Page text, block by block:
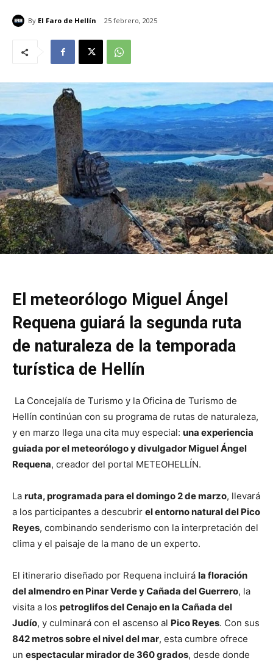
By El Faro de Hellín 25 febrero, 2025
El meteorólogo Miguel Ángel
Requena guiará la segunda ruta
de naturaleza de la temporada
turística de Hellín
La Concejalía de Turismo y la Oficina de Turismo de
Hellín continúan con su programa de rutas de naturaleza,
y en marzo llega una cita muy especial: una experiencia
guiada por el meteorólogo y divulgador Miguel Ángel
Requena, creador del portal METEOHELLÍN.
La ruta, programada para el domingo 2 de marzo, llevará
a los participantes a descubrir el entorno natural del Pico
Reyes, combinando senderismo con la interpretación del
clima y el paisaje de la mano de un experto.
El itinerario diseñado por Requena incluirá la floración
del almendro en Pinar Verde y Cañada del Guerrero, la
visita a los petroglifos del Cenajo en la Cañada del
Judío, y culminará con el ascenso al Pico Reyes. Con sus
842 metros sobre el nivel del mar, esta cumbre ofrece
un espectacular mirador de 360 grados, desde donde